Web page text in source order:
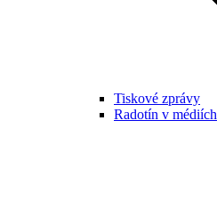
Tiskové zprávy
Radotín v médiích